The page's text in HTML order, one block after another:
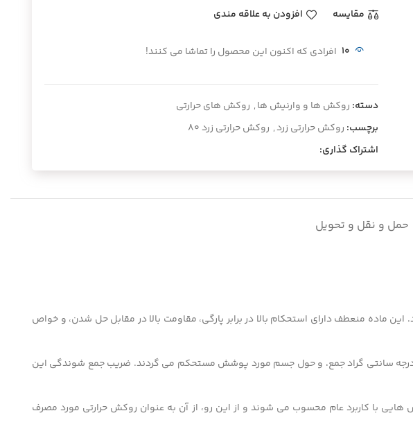
مقايسه
افزودن به علاقه مندی
10 افرادی که اکنون این محصول را تماشا می کنند!
دسته: روکش ها و وارنیش ها, روکش های حرارتی
برچسب: روکش حرارتی زرد, روکش حرارتی زرد ۸۰
اشتراک گذاری:
حمل و نقل و تحویل
ماده منعطف دارای استحکام بالا در برابر پارگی، مقاومت بالا در مقابل حل شدن، و خواص
های حرارتی به راحتی توسط روش های استاندارد صنعتی (سشوار صنعتی یا سرپیک) در دمای ۱۲۰+ درجه سانتی گراد جمع، و حول جسم مورد پوشش مستحکم می گردند. ضریب جمع شوندگی این
با کاربرد عام محسوب می شوند و از این رو، از آن به عنوان روکش حرارتی مورد مصرف